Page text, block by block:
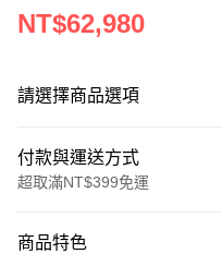
NT$62,980
請選擇商品選項
付款與運送方式
超取滿NT$399免運
信用卡一次付款
商品特色